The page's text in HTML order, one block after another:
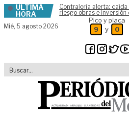
Skip to content
ÚLTIMA
HORA
Contraloría alerta: caída
riesgo obras e inversión
Mié, 5 agosto 2026
Pico y placa
9 y 0